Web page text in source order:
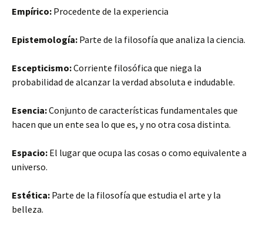
Empírico: Procedente de la experiencia
Epistemología: Parte de la filosofía que analiza la ciencia.
Escepticismo:Corriente filosófica que niega la
probabilidad de alcanzar la verdad absoluta e indudable.
Esencia:Conjunto de características fundamentales que
hacen que un ente sea lo que es, y no otra cosa distinta.
Espacio: El lugar que ocupa las cosas o como equivalente a
universo.
Estética: Parte de la filosofía que estudia el arte y la
belleza.